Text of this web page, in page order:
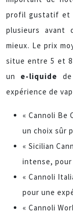
profil gustatif et
plusieurs avant
mieux. Le prix
situe entre 5 et 8
un e-liquide
expérience de
« Cannoli Be
un choix sûr
« Sicilian
intense,
« Cannoli
pour une
« Cannoli